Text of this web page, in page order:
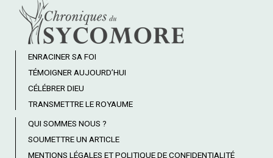
ENRACINER SA FOI
TÉMOIGNER AUJOURD’HUI
CÉLÉBRER DIEU
TRANSMETTRE LE ROYAUME
QUI SOMMES NOUS ?
SOUMETTRE UN ARTICLE
MENTIONS LÉGALES ET POLITIQUE DE CONFIDENTIALITÉ